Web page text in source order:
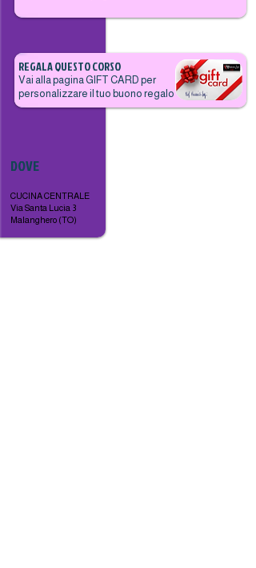
DOVE
REGALA QUESTO CORSO
Vai alla pagina GIFT CARD per
personalizzare il tuo buono regalo
CUCINA CENTRALE
Via Santa Lucia 3
Malanghero (TO)